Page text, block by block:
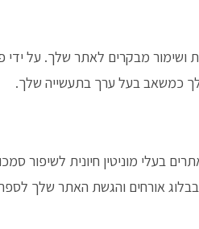
ושימור מבקרים לאתר שלך. על
כמשאב בעל ערך בתעשייה שלך.
בעלי מוניטין חיונית לשיפור
אורחים והגשת האתר שלך